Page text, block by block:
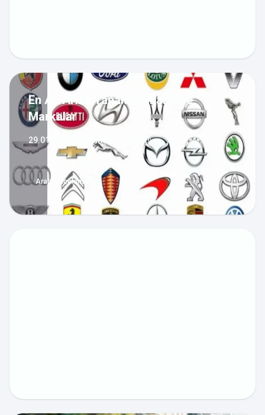
En Az Arıza Yapan Arabalar ve
Markalar
29.01.2025 Çarşamba yayınlandı
Araba İncelemeleri